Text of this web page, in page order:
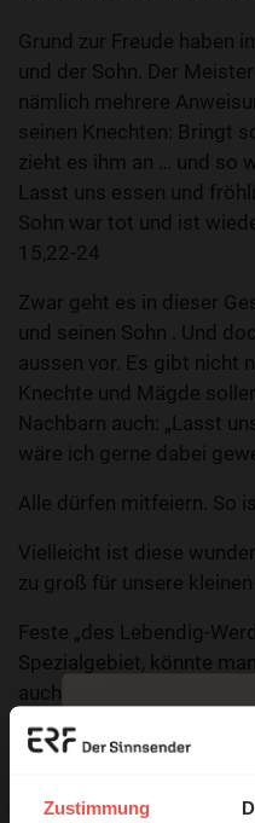
Zustimmung
Grund zur Freude haben
und der Sohn. Der
nämlich mehrere
seinen Knechten: Bringt
zieht es ihm an … und so
Lasst uns essen und
Sohn war tot und ist
15,22-24
Zwar geht es in dieser
und seinen Sohn . Und
aussen vor. Es gibt nicht
Knechte und Mägde
Nachbarn auch: „Lasst
wäre ich gerne dabei
Alle dürfen mitfeiern. So
Vielleicht ist diese
zu groß für unsere kleinen
Feste „des Lebendig-
Spezialgebiet, könnte
auch wir neu lernen,
Hause findet. Die
Problem. Unmittelbar